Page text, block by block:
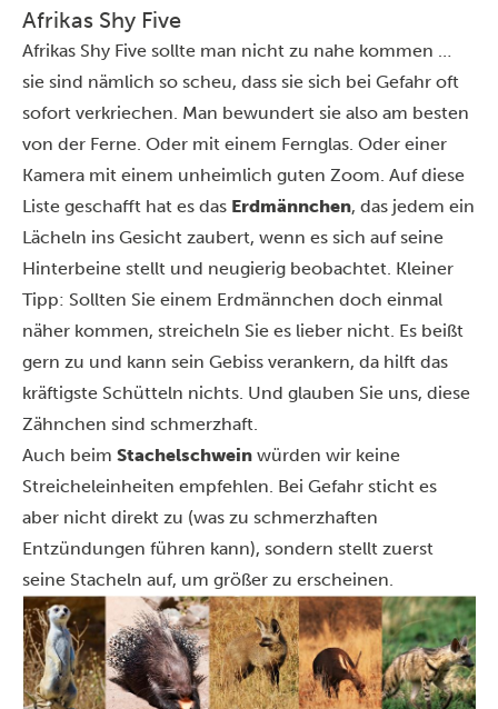
Afrikas Shy Five
Afrikas Shy Five sollte man nicht zu nahe kommen …
sie sind nämlich so scheu, dass sie sich bei Gefahr oft
sofort verkriechen. Man bewundert sie also am besten
von der Ferne. Oder mit einem Fernglas. Oder einer
Kamera mit einem unheimlich guten Zoom. Auf diese
Liste geschafft hat es das Erdmännchen, das jedem ein
Lächeln ins Gesicht zaubert, wenn es sich auf seine
Hinterbeine stellt und neugierig beobachtet. Kleiner
Tipp: Sollten Sie einem Erdmännchen doch einmal
näher kommen, streicheln Sie es lieber nicht. Es beißt
gern zu und kann sein Gebiss verankern, da hilft das
kräftigste Schütteln nichts. Und glauben Sie uns, diese
Zähnchen sind schmerzhaft.
Auch beim Stachelschwein würden wir keine
Streicheleinheiten empfehlen. Bei Gefahr sticht es
aber nicht direkt zu (was zu schmerzhaften
Entzündungen führen kann), sondern stellt zuerst
seine Stacheln auf, um größer zu erscheinen.